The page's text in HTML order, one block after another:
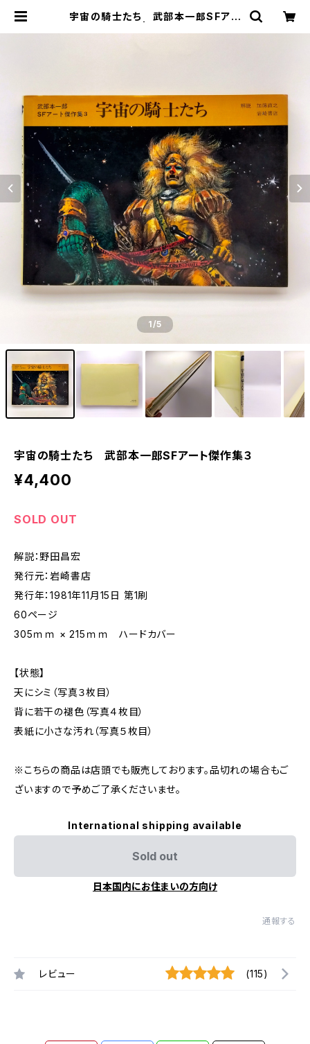
宇宙の騎士たち 武部本一郎SFアー
1/5
宇宙の騎士たち 武部本一郎SFアート傑作集３
¥4,400
SOLD OUT
解説：野田昌宏
発行元：岩崎書店
発行年：1981年11月15日 第1刷
60ページ
305ｍｍ × 215ｍｍ ハードカバー
【状態】
天にシミ（写真３枚目）
背に若干の褪色（写真４枚目）
表紙に小さな汚れ（写真５枚目）
※こちらの商品は店頭でも販売しております。品切れの場合もご
ざいますので予めご了承くださいませ。
International shipping available
Sold out
日本国内にお住まいの方向け
通報する
レビュー (115)